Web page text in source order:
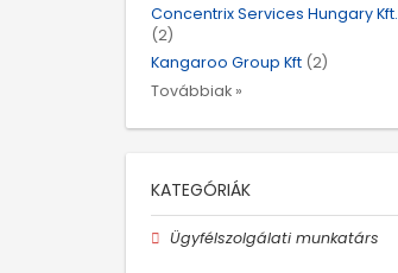
Concentrix Services Hungary Kft.
(2)
Kangaroo Group Kft (2)
Továbbiak »
KATEGÓRIÁK
Ügyfélszolgálati munkatárs